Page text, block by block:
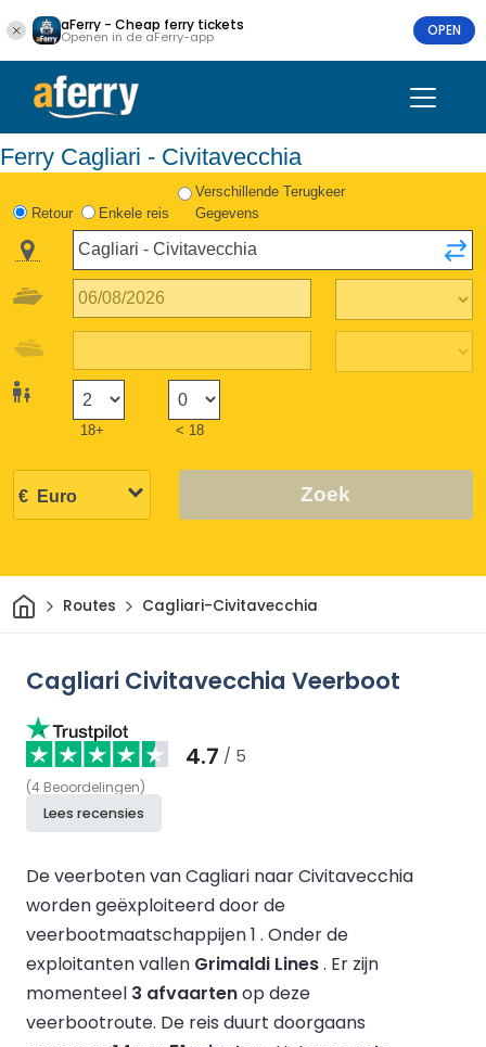
aFerry - Cheap ferry tickets
Openen in de aFerry-app OPEN
Ferry Cagliari - Civitavecchia
Retour Enkele reis
Verschillende Terugkeer
Gegevens
18+ < 18
Zoek
ThuisRoutes Cagliari-Civitavecchia
Cagliari Civitavecchia Veerboot
4.7 / 5
(4 Beoordelingen)
Lees recensies
De veerboten van Cagliari naar Civitavecchia
worden geëxploiteerd door de
veerbootmaatschappijen 1 . Onder de
exploitanten vallen Grimaldi Lines. Er zijn
momenteel 3 afvaartenop deze
veerbootroute. De reis duurt doorgaans